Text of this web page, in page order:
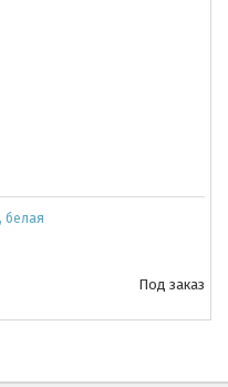
белая
Под заказ